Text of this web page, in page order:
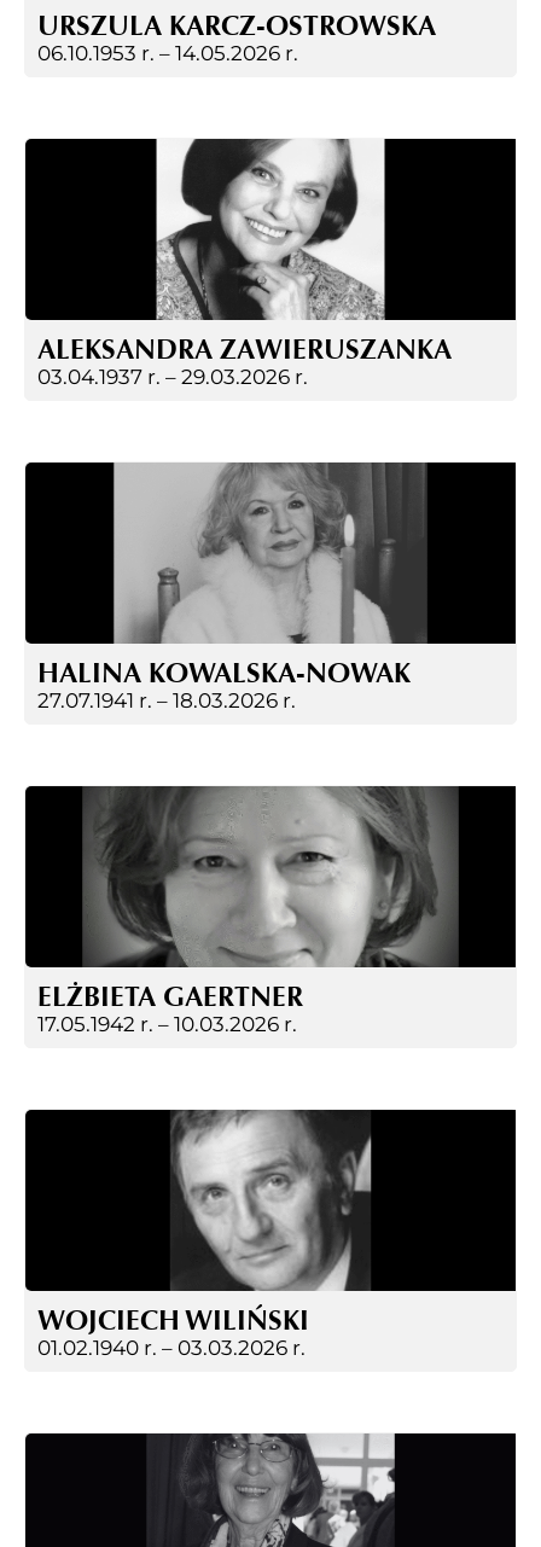
URSZULA KARCZ-OSTROWSKA
06.10.1953 r. – 14.05.2026 r.
ALEKSANDRA ZAWIERUSZANKA
03.04.1937 r. – 29.03.2026 r.
HALINA KOWALSKA-NOWAK
27.07.1941 r. – 18.03.2026 r.
ELŻBIETA GAERTNER
17.05.1942 r. – 10.03.2026 r.
WOJCIECH WILIŃSKI
01.02.1940 r. – 03.03.2026 r.